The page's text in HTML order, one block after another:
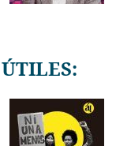
ÚTILES: